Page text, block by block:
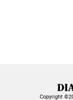
Copyright